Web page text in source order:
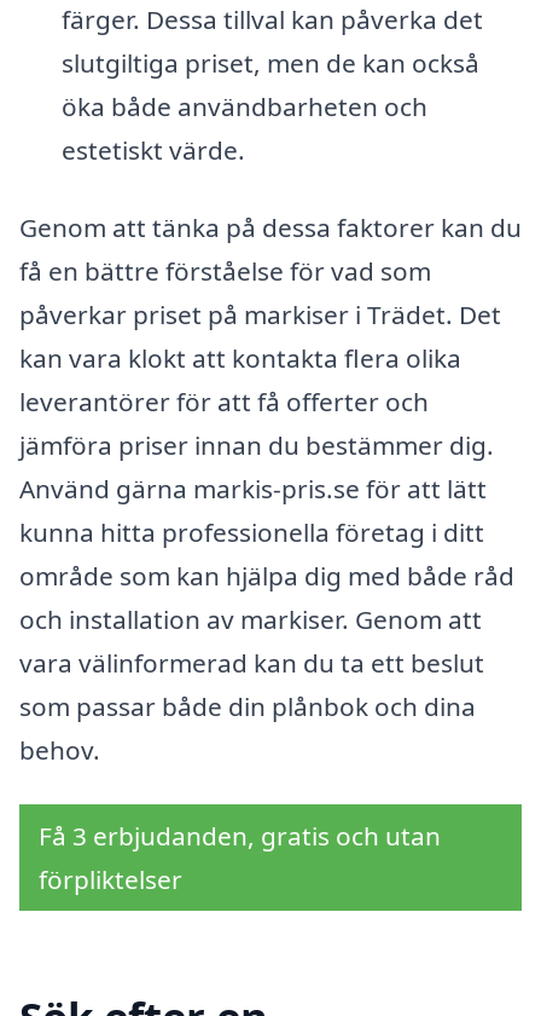
färger. Dessa tillval kan påverka det
slutgiltiga priset, men de kan också
öka både användbarheten och
estetiskt värde.
Genom att tänka på dessa faktorer kan du
få en bättre förståelse för vad som
påverkar priset på markiser i Trädet. Det
kan vara klokt att kontakta flera olika
leverantörer för att få offerter och
jämföra priser innan du bestämmer dig.
Använd gärna markis-pris.se för att lätt
kunna hitta professionella företag i ditt
område som kan hjälpa dig med både råd
och installation av markiser. Genom att
vara välinformerad kan du ta ett beslut
som passar både din plånbok och dina
behov.
Få 3 erbjudanden, gratis och utan
förpliktelser